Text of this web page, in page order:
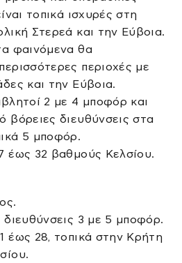
τοπικά ισχυρές στη
Στερεά και την Εύβοια.
φαινόμενα θα
περιοχές με
και την Εύβοια.
2 με 4 μποφόρ και
βόρειες διευθύνσεις στα
5 μποφόρ.
έως 32 βαθμούς Κελσίου.
διευθύνσεις 3 με 5 μποφόρ.
έως 28, τοπικά στην Κρήτη